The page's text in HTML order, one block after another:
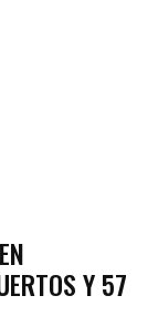
Y 57